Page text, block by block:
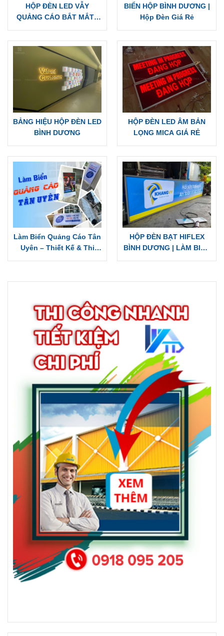
LÀM HỘP ĐÈN ALU
TPHCM | Hộp Đèn Alu Âm
Bản Cắt Lọng
LÀM BIỂN VẪY HỘP ĐÈN
LED GIÁ RẺ | Nhà Nghỉ
Ngọc Linh
HỘP ĐÈN LED VẪY
QUẢNG CÁO BẮT MẮT |
THI CÔNG BUFFET
CHUAN TAI
BIỂN HỘP BÌNH DƯƠNG |
Hộp Đèn Giá Rẻ
BÌNH DƯƠNG
LỌNG MICA GIÁ RẺ
Làm Biển Quảng Cáo Tân
Uyên – Thiết Kế & Thi
Công Trọn Gói, Chuyên
Nghiệp
HỘP ĐÈN BẠT HIFLEX
BÌNH DƯƠNG | LÀM BIỂN
HỘP ĐÈN GIÁ RẺ